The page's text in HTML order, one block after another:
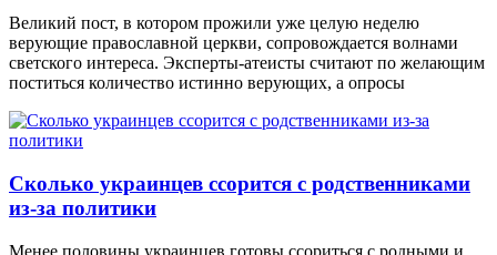
Великий пост, в котором прожили уже целую неделю
верующие православной церкви, сопровождается волнами
светского интереса. Эксперты-атеисты считают по желающим
поститься количество истинно верующих, а опросы
Сколько украинцев ссорится с родственниками
из-за политики
Менее половины украинцев готовы ссориться с родными и